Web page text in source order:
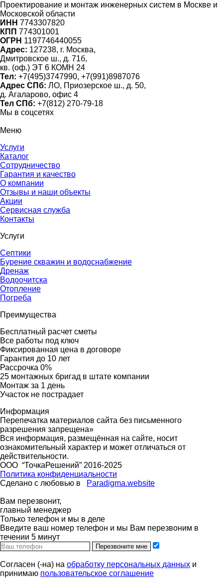
Проектирование и монтаж инженерных систем в Москве и
Московской области
ИНН 7743307820
КПП 774301001
ОГРН 1197746440055
Адрес: 127238, г. Москва,
Дмитровское ш., д. 71б,
кв. (оф.) ЭТ 6 КОМН 24
Тел: +7(495)3747990, +7(991)8987076
Адрес СПб: ЛО, Приозерское ш., д. 50,
д. Агаларово, офис 4
Тел СПб: +7(812) 270-79-18
Мы в соцсетях
Меню
Услуги
Каталог
Сотрудничество
Гарантия и качество
О компании
Отзывы и наши объекты
Акции
Сервисная служба
Контакты
Услуги
Септики
Бурение скважин и водоснабжение
Дренаж
Водоочитска
Отопление
Погреба
Преимущества
Бесплатный расчет сметы
Все работы под ключ
Фиксированная цена в договоре
Гарантия до 10 лет
Рассрочка 0%
25 монтажных бригад в штате компании
Монтаж за 1 день
Участок не пострадает
Информация
Перепечатка материалов сайта без письменного
разрешения запрещена»
Вся информация, размещённая на сайте, носит
ознакомительный характер и может отличаться от
действительности.
ООО “ТочкаРешений” 2016-2025
Политика конфиденциальности
Сделано с любовью в
Paradigma.website
Вам перезвонит,
главный менеджер
Только телефон и мы в деле
Введите ваш номер телефон и мы Вам перезвоним в
течении 5 минут
Перезвоните мне
Согласен (-на) на обработку персональных данных и
принимаю пользовательское соглашение